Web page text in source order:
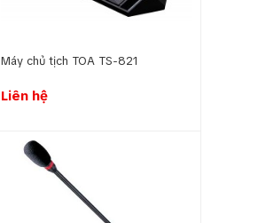
Máy chủ tịch TOA TS-821
Liên hệ